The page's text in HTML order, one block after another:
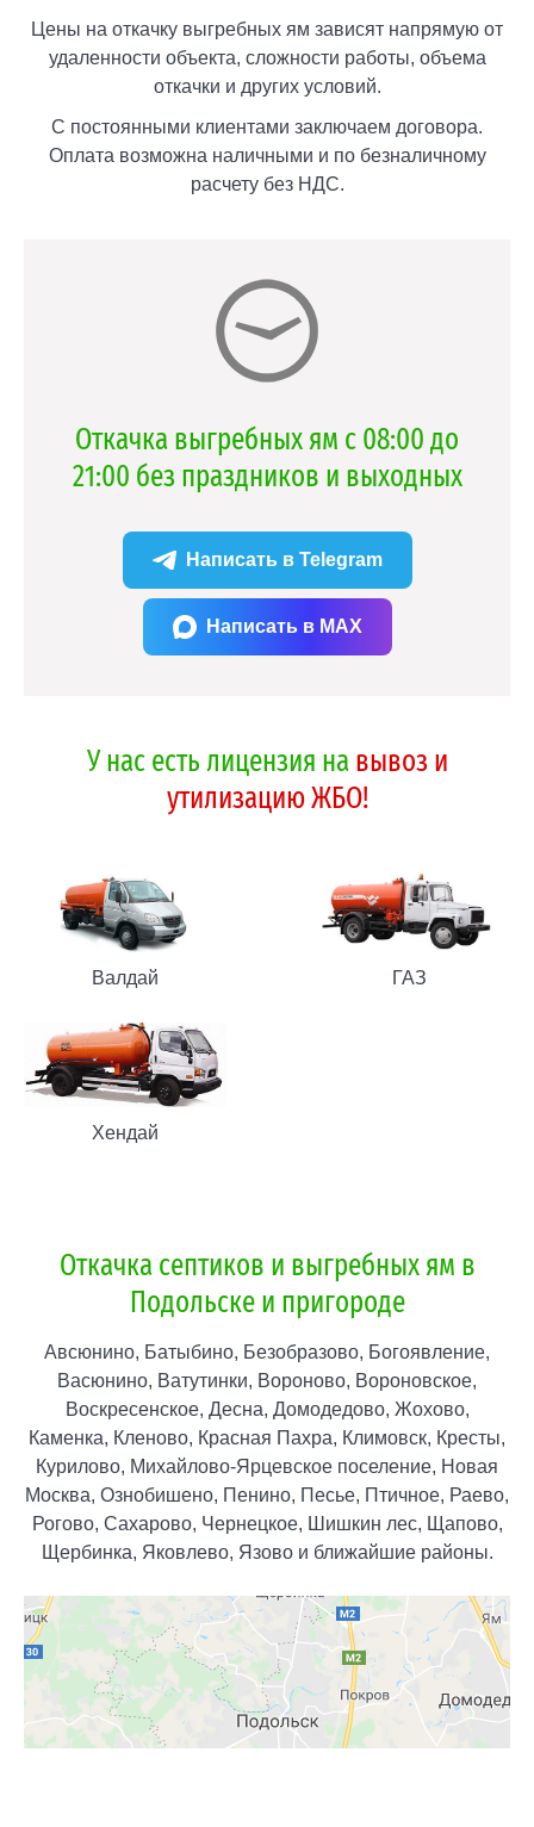
Цены на откачку выгребных ям зависят напрямую от
удаленности объекта, сложности работы, объема
откачки и других условий.
С постоянными клиентами заключаем договора.
Оплата возможна наличными и по безналичному
расчету без НДС.
Откачка выгребных ям с 08:00 до
21:00 без праздников и выходных
Написать в Telegram
Написать в MAX
У нас есть лицензия на вывоз и
утилизацию ЖБО!
Валдай ГАЗ
Хендай
Откачка септиков и выгребных ям в
Подольске и пригороде
Авсюнино, Батыбино, Безобразово, Богоявление,
Васюнино, Ватутинки, Вороново, Вороновское,
Воскресенское, Десна, Домодедово, Жохово,
Каменка, Кленово, Красная Пахра, Климовск, Кресты,
Курилово, Михайлово-Ярцевское поселение, Новая
Москва, Ознобишено, Пенино, Песье, Птичное, Раево,
Рогово, Сахарово, Чернецкое, Шишкин лес, Щапово,
Щербинка, Яковлево, Язово и ближайшие районы.